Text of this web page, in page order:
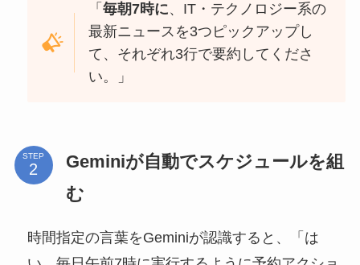
「毎朝7時に、IT・テクノロジー系の
最新ニュースを3つピックアップし
て、それぞれ3行で要約してくださ
い。」
STEP
Geminiが自動でスケジュールを組
む
時間指定の言葉をGeminiが認識すると、「は